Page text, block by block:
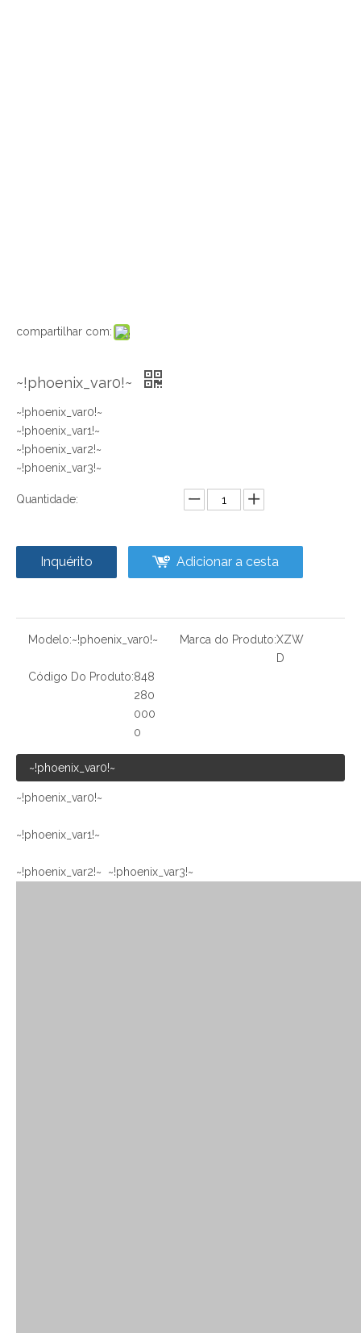
compartilhar com:
~!phoenix_var0!~
~!phoenix_var0!~
~!phoenix_var1!~
~!phoenix_var2!~
~!phoenix_var3!~
Quantidade:
Inquérito Adicionar a cesta
Modelo:~!phoenix_var0!~ Marca do Produto:XZW
D
Código Do Produto:848
280
000
0
~!phoenix_var0!~
~!phoenix_var0!~
~!phoenix_var1!~
~!phoenix_var2!~ ~!phoenix_var3!~